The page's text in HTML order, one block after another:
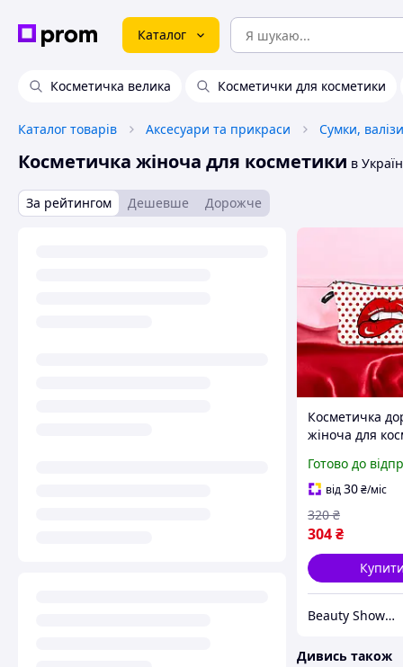
Каталог
Косметичка велика Косметички для косметики
Каталог товарів Аксесуари та прикраси Сумки,
Косметичка жіноча для косметики в
За рейтингом Дешевше Дорожче
Косметичка
жіноча для
Готово до
від30₴/міс
304₴
320 ₴
Купити
Beauty Showroom
Дивись також